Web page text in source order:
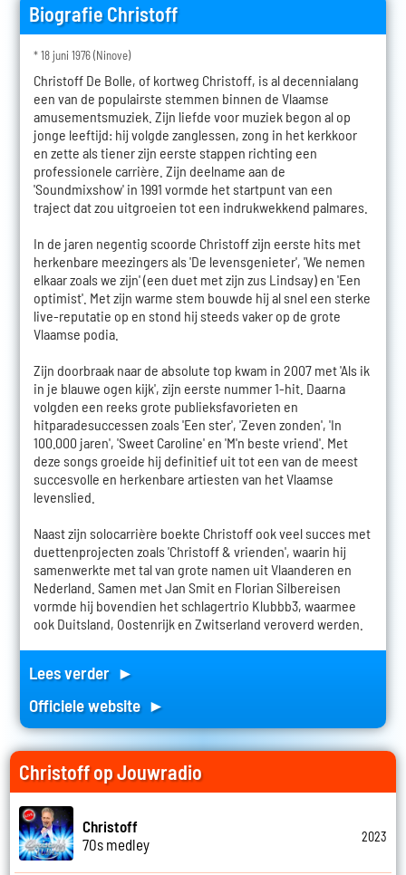
Biografie Christoff
* 18 juni 1976 (Ninove)
Christoff De Bolle, of kortweg Christoff, is al decennialang
een van de populairste stemmen binnen de Vlaamse
amusementsmuziek. Zijn liefde voor muziek begon al op
jonge leeftijd: hij volgde zanglessen, zong in het kerkkoor
en zette als tiener zijn eerste stappen richting een
professionele carrière. Zijn deelname aan de
'Soundmixshow' in 1991 vormde het startpunt van een
traject dat zou uitgroeien tot een indrukwekkend palmares.
In de jaren negentig scoorde Christoff zijn eerste hits met
herkenbare meezingers als 'De levensgenieter', 'We nemen
elkaar zoals we zijn' (een duet met zijn zus Lindsay) en 'Een
optimist'. Met zijn warme stem bouwde hij al snel een sterke
live-reputatie op en stond hij steeds vaker op de grote
Vlaamse podia.
Zijn doorbraak naar de absolute top kwam in 2007 met 'Als ik
in je blauwe ogen kijk', zijn eerste nummer 1-hit. Daarna
volgden een reeks grote publieksfavorieten en
hitparadesuccessen zoals 'Een ster', 'Zeven zonden', 'In
100.000 jaren', 'Sweet Caroline' en 'M'n beste vriend'. Met
deze songs groeide hij definitief uit tot een van de meest
succesvolle en herkenbare artiesten van het Vlaamse
levenslied.
Naast zijn solocarrière boekte Christoff ook veel succes met
duettenprojecten zoals 'Christoff & vrienden', waarin hij
samenwerkte met tal van grote namen uit Vlaanderen en
Nederland. Samen met Jan Smit en Florian Silbereisen
vormde hij bovendien het schlagertrio Klubbb3, waarmee
ook Duitsland, Oostenrijk en Zwitserland veroverd werden.
Lees verder ►
Officiele website ►
Christoff op Jouwradio
Christoff
70s medley
2023